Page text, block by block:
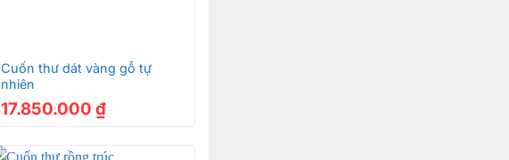
Cuốn thư dát vàng gỗ tự
nhiên
17.850.000 ₫